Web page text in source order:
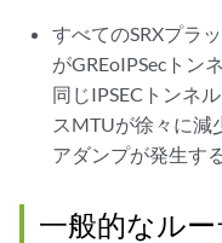
すべてのSRXプラ
がGREoIPSecトン
同じIPSECトンネ
スMTUが徐々に減
アダンプが発生す
一般的なル